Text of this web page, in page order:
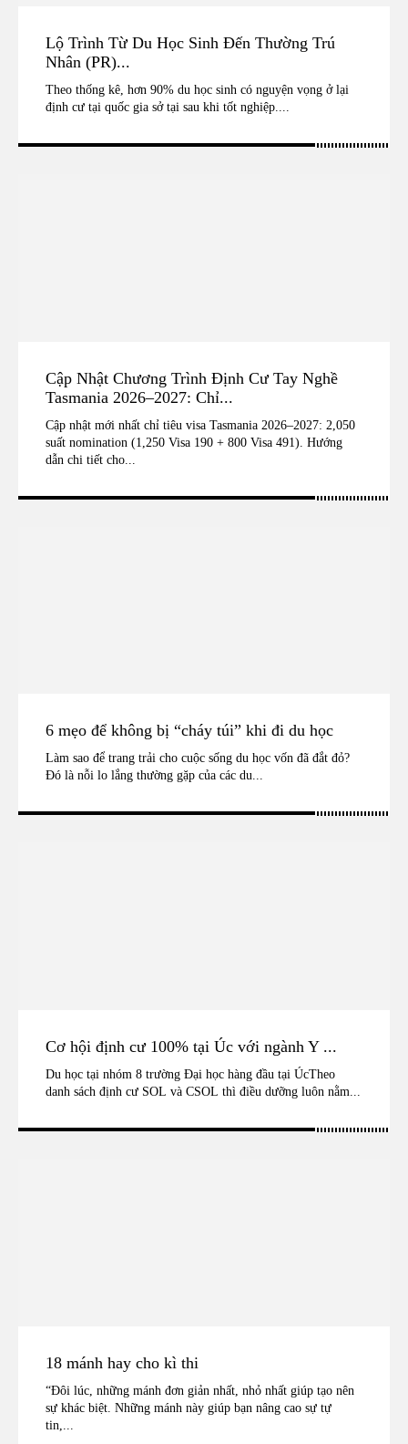
Lộ Trình Từ Du Học Sinh Đến Thường Trú
Nhân (PR)...
Theo thống kê, hơn 90% du học sinh có nguyện vọng ở lại
định cư tại quốc gia sở tại sau khi tốt nghiệp....
Cập Nhật Chương Trình Định Cư Tay Nghề
Tasmania 2026–2027: Chỉ...
Cập nhật mới nhất chỉ tiêu visa Tasmania 2026–2027: 2,050
suất nomination (1,250 Visa 190 + 800 Visa 491). Hướng
dẫn chi tiết cho...
6 mẹo để không bị “cháy túi” khi đi du học
Làm sao để trang trải cho cuộc sống du học vốn đã đắt đỏ?
Đó là nỗi lo lắng thường gặp của các du...
Cơ hội định cư 100% tại Úc với ngành Y ...
Du học tại nhóm 8 trường Đại học hàng đầu tại ÚcTheo
danh sách định cư SOL và CSOL thì điều dưỡng luôn nằm...
18 mánh hay cho kì thi
“Đôi lúc, những mánh đơn giản nhất, nhỏ nhất giúp tạo nên
sự khác biệt. Những mánh này giúp bạn nâng cao sự tự
tin,...